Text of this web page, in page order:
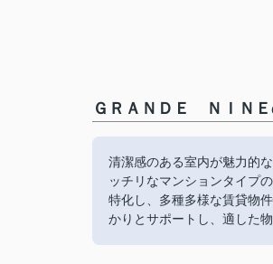
ＧＲＡＮＤＥ ＮＩＮ
清潔感のある室内が魅力的
ッチリなマンションタイプ
特化し、多種多様な賃貸物
かりとサポートし、適した